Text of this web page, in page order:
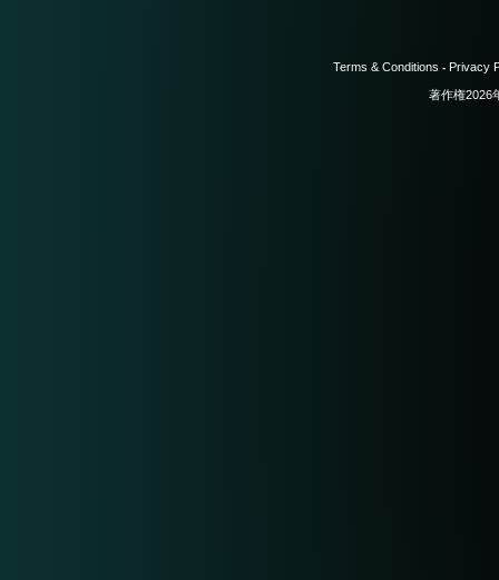
Terms & Conditions - Privacy
著作権2026